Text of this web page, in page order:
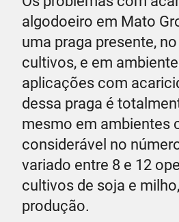
algodoeiro em Mato
uma praga presente,
cultivos, e em
aplicações com
dessa praga é
mesmo em ambientes
considerável no
variado entre 8 e 12
cultivos de soja e
produção.